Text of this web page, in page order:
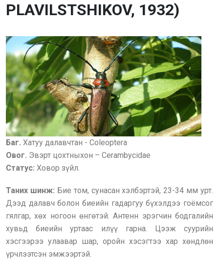
PLAVILSTSHIKOV, 1932)
Баг. Хатуу далавчтан - Coleoptera
Овог. Эвэрт цохтныхон – Cerambycidae
Статус: Ховор зүйл.
Таних шинж: Бие том, сунасан хэлбэртэй, 23-34 мм урт.
Дээд далавч болон биеийн гадаргуу бүхэлдээ гоёмсог
гялгар, хөх ногоон өнгөтэй. Антенн эрэгчин бодгалийн
хувьд биеийн уртаас илүү гарна. Цээж суурийн
хэсгээрээ улаавар шар, оройн хэсэгтээ хар хөндлөн
үрчлээтсэн эмжээртэй.